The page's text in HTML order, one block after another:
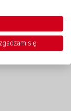
się